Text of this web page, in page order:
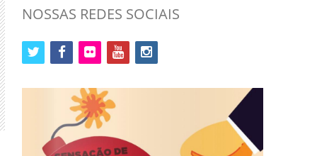
NOSSAS REDES SOCIAIS
twitterfacebook flickr youtube